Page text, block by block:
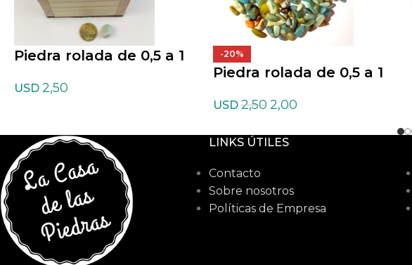
Piedra rolada de 0,5 a 1
USD 2,50
-20%
Piedra rolada de 0,5 a 1
USD 2,50 2,00
LINKS ÚTILES
Contacto
Sobre nosotros
Políticas de Empresa